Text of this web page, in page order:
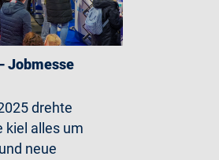
Jobmesse
drehte
kiel alles um
neue